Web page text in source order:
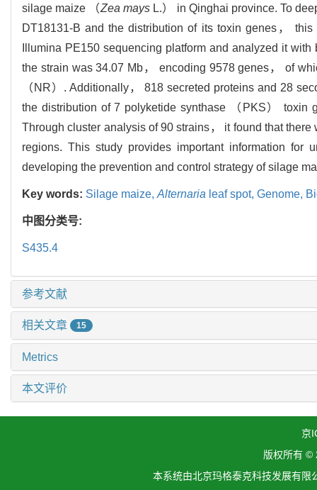
silage maize （Zea maysL.） in Qinghai province. To
DT18131-B and the distribution of its toxin genes，
Illumina PE150 sequencing platform and analyzed it
the strain was 34.07 Mb， encoding 9578 genes， of
（NR）. Additionally， 818 secreted proteins and 28
the distribution of 7 polyketide synthase （PKS） toxin
Through cluster analysis of 90 strains， it found that
regions. This study provides important information for
developing the prevention and control strategy of silage
Key words: Silage maize, Alternaria leaf spot, Genome,
中图分类号:
S435.4
参考文献
相关文章 15
Metrics
本文评价
京
版权所有 ©
本系统由北京玛格泰克科技发展有